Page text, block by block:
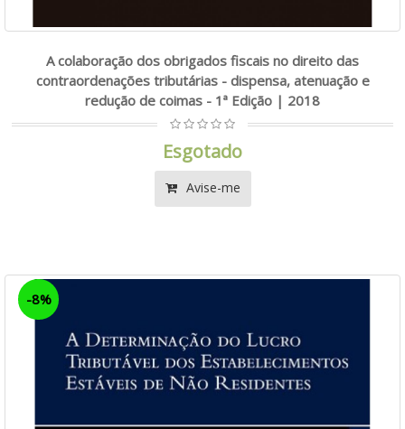
A colaboração dos obrigados fiscais no direito das
contraordenações tributárias - dispensa, atenuação e
redução de coimas - 1ª Edição | 2018
Esgotado
Avise-me
-8%